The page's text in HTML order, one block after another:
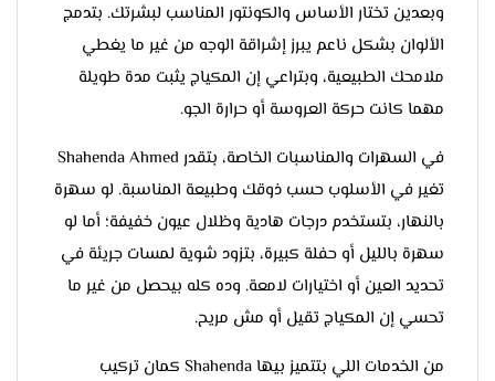
وبعدين تختار الأساس والكونتور المناسب لبشرتك. بتدمج
الألوان بشكل ناعم يبرز إشراقة الوجه من غير ما يغطي
ملامحك الطبيعية، وبتراعي إن المكياج يثبت مدة طويلة
مهما كانت حركة العروسة أو حرارة الجو.
في السهرات والمناسبات الخاصة، بتقدر Shahenda Ahmed
تغير في الأسلوب حسب ذوقك وطبيعة المناسبة. لو سهرة
بالنهار، بتستخدم درجات هادية وظلال عيون خفيفة؛ أما لو
سهرة بالليل أو حفلة كبيرة، بتزود شوية لمسات جريئة في
تحديد العين أو اختيارات لامعة. وده كله بيحصل من غير ما
تحسي إن المكياج تقيل أو مش مريح.
من الخدمات اللي بتتميز بيها Shahenda كمان تركيب